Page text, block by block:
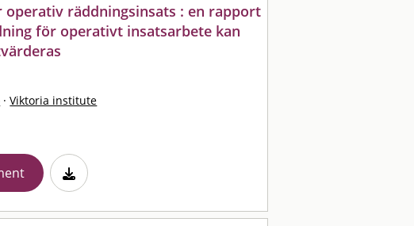
operativ räddningsinsats : en rapport
för operativt insatsarbete kan
· Viktoria institute